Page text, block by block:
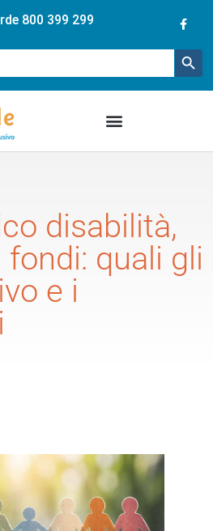
800 399 299
disabilità,
quali gli
e i